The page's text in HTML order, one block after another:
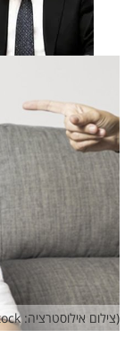
(צילום אילוסטרציה: shutterstock)